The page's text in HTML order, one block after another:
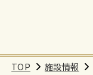
TOP 施設情報